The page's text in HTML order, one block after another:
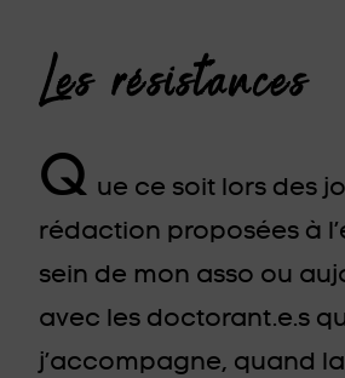
Les résistances
Q ue ce soit lors des
rédaction proposées à
sein de mon asso ou
avec les doctorant.e.s
j’accompagne, quand